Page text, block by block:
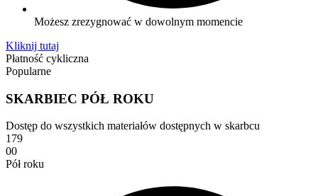
Możesz zrezygnować w dowolnym momencie
Kliknij tutaj
Płatność cykliczna
Popularne
SKARBIEC PÓŁ ROKU
Dostęp do wszystkich materiałów dostępnych w skarbcu
179
00
Pół roku